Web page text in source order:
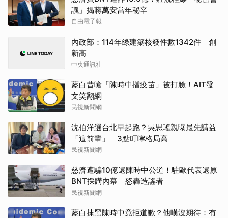
議」揭蔣萬安當年秘辛
自由電子報
內政部：114年綠建築核發件數1342件 創
新高
中央通訊社
藍白昔嗆「陳時中擋疫苗」被打臉！AIT發
文笑翻網
民視新聞網
沈伯洋選台北早起跑？吳思瑤親曝最先請益
「這前輩」 3點叮嚀格局高
民視新聞網
慈濟遭騙10億還陳時中公道！駐歐代表還原
BNT採購內幕 怒轟造謠者
民視新聞網
藍白抹黑陳時中竟拒道歉？他嘆沒期待：有